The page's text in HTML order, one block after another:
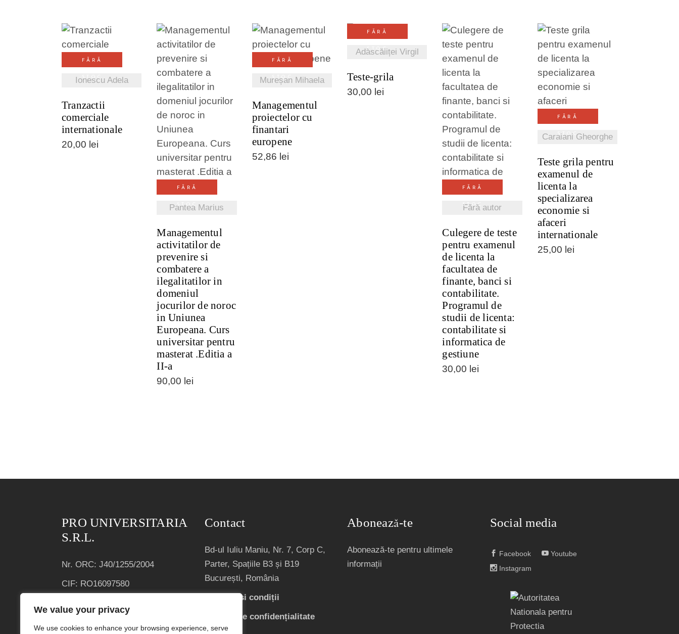
We value your privacy
We use cookies to enhance your browsing experience, serve
FĂRĂ
Ionescu Adela
Tranzactii
comerciale
internationale
20,00 lei
FĂRĂ
STOC
Pantea Marius
VEZI DETALII
Managementul
activitatilor de
prevenire si
combatere a
ilegalitatilor in
domeniul
jocurilor de noroc
in Uniunea
Europeana. Curs
universitar pentru
masterat .Editia a
II-a
90,00 lei
FĂRĂ
Mureșan Mihaela
Managementul
proiectelor cu
finantari
europene
52,86 lei
FĂRĂ
STOC
Adăscăliței Virgil
VEZI DETALII
Teste-grila
30,00 lei
FĂRĂ
STOC
Fără autor
VEZI DETALII
Culegere de teste
pentru examenul
de licenta la
facultatea de
finante, banci si
contabilitate.
Programul de
studii de licenta:
contabilitate si
informatica de
gestiune
30,00 lei
FĂRĂ
STOC
Caraiani Gheorghe
VEZI DETALII
Teste grila pentru
examenul de
licenta la
specializarea
economie si
afaceri
internationale
25,00 lei
PRO UNIVERSITARIA
S.R.L.
Nr. ORC: J40/1255/2004
CIF: RO16097580
Contact
Bd-ul Iuliu Maniu, Nr. 7, Corp C,
Parter, Spațiile B3 și B19
București, România
Termeni și condiții
Politică de confidențialitate
Abonează-te
Abonează-te pentru ultimele
informații
Social media
Facebook
Youtube
Instagram